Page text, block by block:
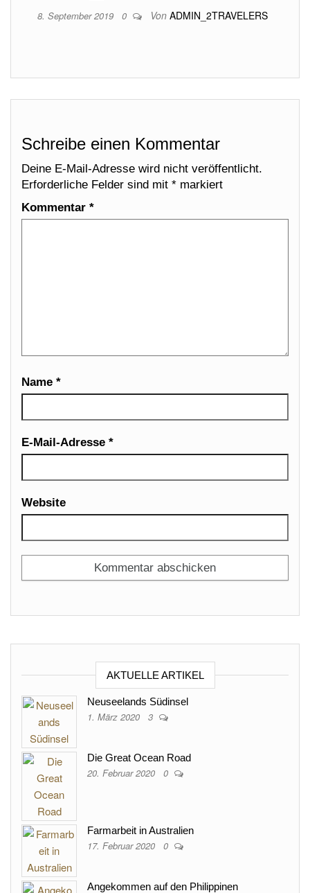
8. September 2019 0 Von ADMIN_2TRAVELERS
Schreibe einen Kommentar
Deine E-Mail-Adresse wird nicht veröffentlicht.
Erforderliche Felder sind mit * markiert
Kommentar *
Name *
E-Mail-Adresse *
Website
AKTUELLE ARTIKEL
Neuseelands Südinsel
1. März 2020 3
Die Great Ocean Road
20. Februar 2020 0
Farmarbeit in Australien
17. Februar 2020 0
Angekommen auf den Philippinen